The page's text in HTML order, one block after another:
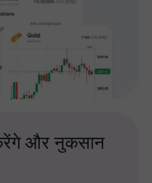
और नुकसान